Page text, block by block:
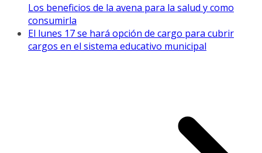
Los beneficios de la avena para la salud y como
consumirla
El lunes 17 se hará opción de cargo para cubrir
cargos en el sistema educativo municipal